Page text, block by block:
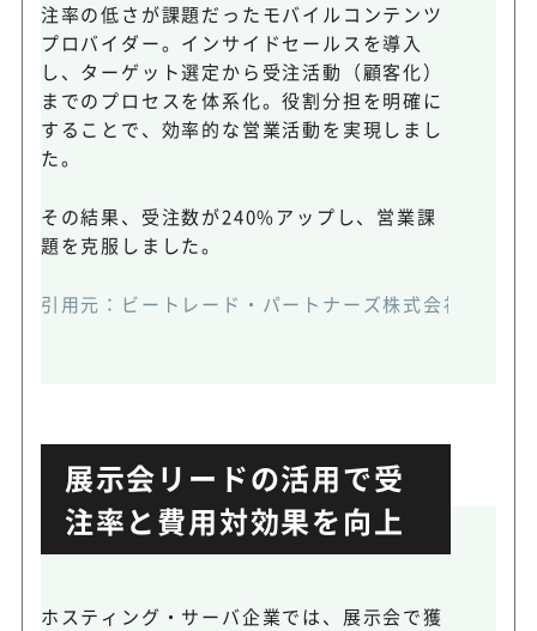
注率の低さが課題だったモバイルコンテンツ
プロバイダー。インサイドセールスを導入
し、ターゲット選定から受注活動（顧客化）
までのプロセスを体系化。役割分担を明確に
することで、効率的な営業活動を実現しまし
た。
その結果、受注数が240%アップし、営業課
題を克服しました。
引用元： ビートレード・パートナーズ株式会社公式HP
展示会リードの活用で受
注率と費用対効果を向上
ホスティング・サーバ企業では、展示会で獲